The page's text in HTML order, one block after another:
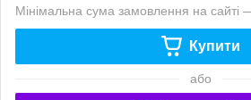
Мінімальна сума замовлення на сайті
Купити
або